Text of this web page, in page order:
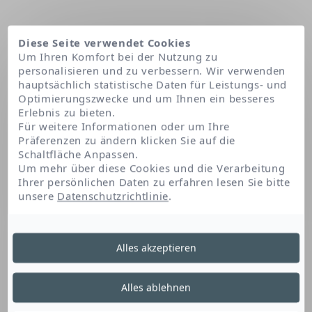
Startseite Disteardimonium hectorite
Disteardimonium
Hectorite
Diese Seite verwendet Cookies
Um Ihren Komfort bei der Nutzung zu
personalisieren und zu verbessern. Wir verwenden
hauptsächlich statistische Daten für Leistungs- und
Optimierungszwecke und um Ihnen ein besseres
Erlebnis zu bieten.
Für weitere Informationen oder um Ihre
Präferenzen zu ändern klicken Sie auf die
Schaltfläche Anpassen.
Um mehr über diese Cookies und die Verarbeitung
Ihrer persönlichen Daten zu erfahren lesen Sie bitte
unsere Datenschutzrichtlinie.
Alles ablehnen
Alles akzeptieren